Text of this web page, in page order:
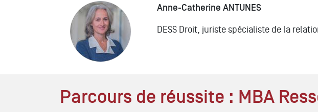
Anne-Catherine ANTUNES
DESS Droit, juriste spécialiste de la
Parcours de réussite : MBA